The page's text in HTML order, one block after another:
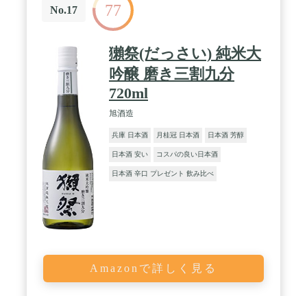
No.17 77
獺祭(だっさい) 純米大
吟醸 磨き三割九分
720ml
旭酒造
兵庫 日本酒 月桂冠 日本酒 日本酒 芳醇
日本酒 安い コスパの良い日本酒
日本酒 辛口 プレゼント 飲み比べ
Amazonで詳しく見る